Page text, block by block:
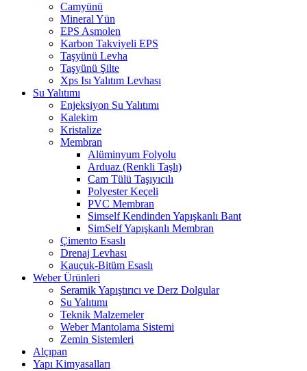
Camyünü
Mineral Yün
EPS Asmolen
Karbon Takviyeli EPS
Taşyünü Levha
Taşyünü Şilte
Xps Isı Yalıtım Levhası
Su Yalıtımı
Enjeksiyon Su Yalıtımı
Kalekim
Kristalize
Membran
Alüminyum Folyolu
Arduaz (Renkli Taşlı)
Cam Tülü Taşıyıcılı
Polyester Keçeli
PVC Membran
Simself Kendinden Yapışkanlı Bant
SimSelf Yapışkanlı Membran
Çimento Esaslı
Drenaj Levhası
Kauçuk-Bitüm Esaslı
Weber Ürünleri
Seramik Yapıştırıcı ve Derz Dolgular
Su Yalıtımı
Teknik Malzemeler
Weber Mantolama Sistemi
Zemin Sistemleri
Alçıpan
Yapı Kimyasalları